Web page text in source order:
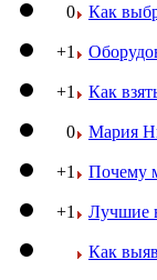
0 Как
+1
+1 Как
0 Мария
+1 Почему
+1 Лучшие
Как